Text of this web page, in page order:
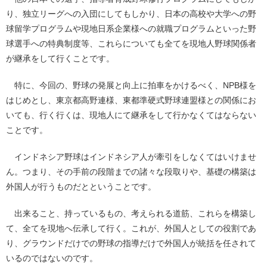
り、独立リーグへの入団にしてもしかり、日本の高校や大学への野
球留学プログラムや現地日系企業様への就職プログラムといった野
球選手への特典制度等、これらについても全てを現地人野球関係者
が継承をして行くことです。
特に、今回の、野球の発展と向上に拍車をかけるべく、NPB様を
はじめとし、東京都高野連様、東都準硬式野球連盟様との関係にお
いても、行く行くは、現地人にて継承をして行かなくてはならない
ことです。
インドネシア野球はインドネシア人が牽引をしなくてはいけませ
ん。つまり、その手前の段階までの諸々な段取りや、基礎の構築は
外国人が行うものだとということです。
出来ること、持っているもの、考えられる道筋、これらを構築し
て、全てを現地へ伝承して行く。これが、外国人としての役割であ
り、グラウンドだけでの野球の指導だけで外国人が統括を任されて
いるのではないのです。